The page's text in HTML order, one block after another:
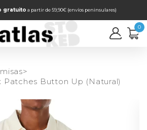
gratuito a partir de 59,90€ (envíos peninsulares)
0
Patches Button Up (Natural)